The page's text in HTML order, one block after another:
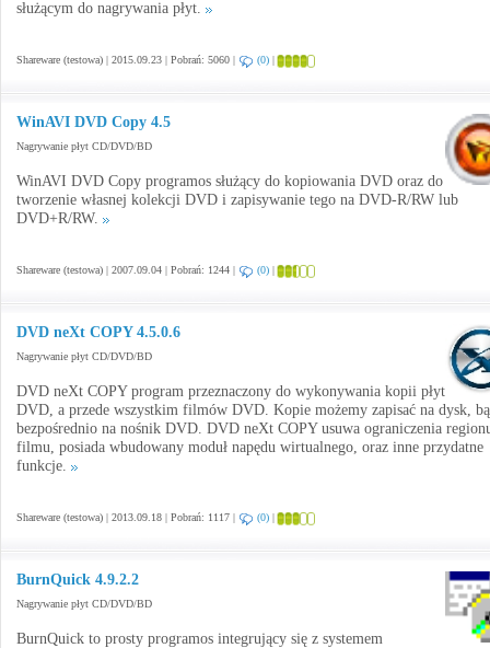
służącym do nagrywania płyt.
Shareware (testowa) | 2015.09.23 | Pobrań: 5060 | (0) |
WinAVI DVD Copy 4.5
Nagrywanie płyt CD/DVD/BD
WinAVI DVD Copy programos służący do kopiowania DVD oraz do
tworzenie własnej kolekcji DVD i zapisywanie tego na DVD-R/RW lub
DVD+R/RW.
Shareware (testowa) | 2007.09.04 | Pobrań: 1244 | (0) |
DVD neXt COPY 4.5.0.6
Nagrywanie płyt CD/DVD/BD
DVD neXt COPY program przeznaczony do wykonywania kopii płyt
DVD, a przede wszystkim filmów DVD. Kopie możemy zapisać na dysk,
bezpośrednio na nośnik DVD. DVD neXt COPY usuwa ograniczenia
filmu, posiada wbudowany moduł napędu wirtualnego, oraz inne przydatne
funkcje.
Shareware (testowa) | 2013.09.18 | Pobrań: 1117 | (0) |
BurnQuick 4.9.2.2
Nagrywanie płyt CD/DVD/BD
BurnQuick to prosty programos integrujący się z systemem